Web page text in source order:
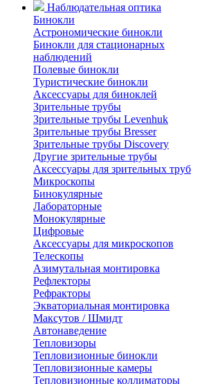
Наблюдательная оптика
Бинокли
Астрономические бинокли
Бинокли для стационарных
наблюдений
Полевые бинокли
Туристические бинокли
Аксессуары для биноклей
Зрительные трубы
Зрительные трубы Levenhuk
Зрительные трубы Bresser
Зрительные трубы Discovery
Другие зрительные трубы
Аксессуары для зрительных труб
Микроскопы
Бинокулярные
Лабораторные
Монокулярные
Цифровые
Аксессуары для микроскопов
Телескопы
Азимутальная монтировка
Рефлекторы
Рефракторы
Экваториальная монтировка
Максутов / Шмидт
Автонаведение
Тепловизоры
Тепловизионные бинокли
Тепловизионные камеры
Тепловизионные коллиматоры